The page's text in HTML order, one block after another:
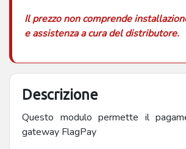
Il prezzo non comprende
e assistenza a cura del distributore.
Descrizione
Questo modulo permette il
gateway FlagPay